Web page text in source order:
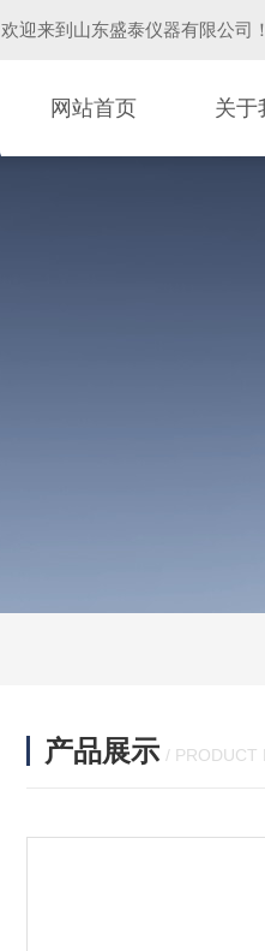
欢迎来到 山东盛泰仪器有限公司 ！
网站首页 关于
产品展示 / PRODUCT